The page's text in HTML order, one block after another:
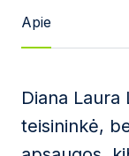
Žinutės tekstas
Sutinku su
taisyklėmis.
Apie
Diana Laura
teisininkė,